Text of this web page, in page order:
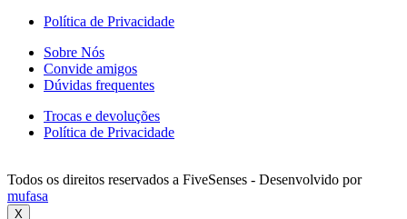
Política de Privacidade
Sobre Nós
Convide amigos
Dúvidas frequentes
Trocas e devoluções
Política de Privacidade
Todos os direitos reservados a FiveSenses - Desenvolvido por
mufasa
X